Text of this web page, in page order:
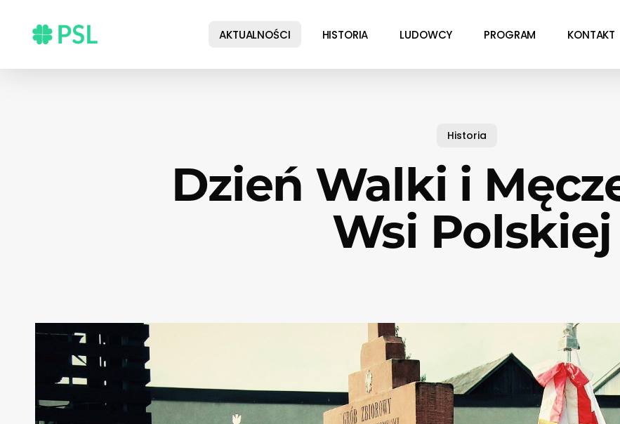
content
AKTUALNOŚCI HISTORIA LUDOWCY PROGRAM KONTAKT
Historia
Dzień Walki i
Wsi Polskiej